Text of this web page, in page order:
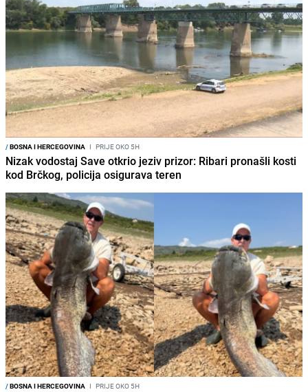
/BOSNA I HERCEGOVINA I PRIJE OKO 5H
Nizak vodostaj Save otkrio jeziv prizor: Ribari pronašli kosti
kod Brčkog, policija osigurava teren
/BOSNA I HERCEGOVINA I PRIJE OKO 5H